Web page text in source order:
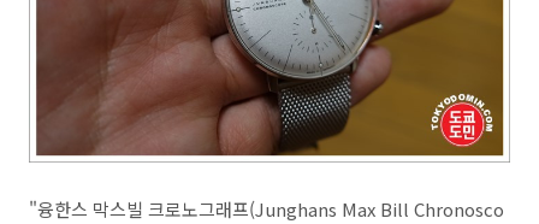
"융한스 막스빌 크로노그래프(Junghans Max Bill Chronosco